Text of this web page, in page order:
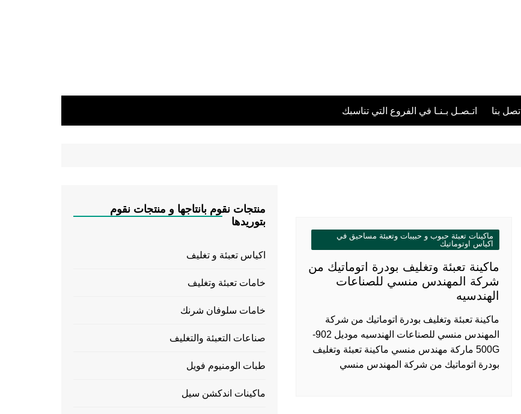
اتصل بنا اتـصـل بـنـا في الفروع التي تناسبك
ماكينات تعبئة حبوب و حبيبات وتعبئة مساحيق في
اكياس اوتوماتيك
ماكينة تعبئة وتغليف بودرة اتوماتيك من
شركة المهندس منسي للصناعات
الهندسيه
ماكينة تعبئة وتغليف بودرة اتوماتيك من شركة
المهندس منسي للصناعات الهندسيه موديل 902-
500G ماركة مهندس منسي ماكينة تعبئة وتغليف
بودرة اتوماتيك من شركة المهندس منسي
منتجات نقوم بانتاجها و منتجات نقوم
بتوريدها
اكياس تعبئة و تغليف
خامات تعبئة وتغليف
خامات سلوفان شرنك
صناعات التعبئة والتغليف
طبات الومنيوم فويل
ماكينات اندكشن سيل